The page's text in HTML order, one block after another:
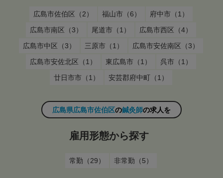
広島市佐伯区（2） 福山市（6）
府中市（1）
広島市南区（3）
尾道市（1）
広島市西区（4）
広島市中区（3）
三原市（1）
広島市安佐南区（3）
広島市安佐北区（1）
東広島市（1）
呉市（1）
廿日市市（1）
安芸郡府中町（1）
広島県広島市佐伯区の鍼灸師の求人を
雇用形態から探す
常勤（29） 非常勤（5）